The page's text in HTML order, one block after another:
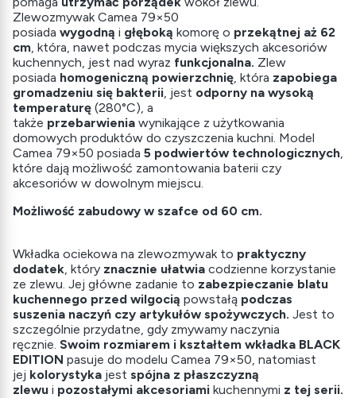
Zlewozmywak Camea 79×50
posiada wygodną i głęboką komorę o przekątnej aż 62
cm, która, nawet podczas mycia większych akcesoriów
kuchennych, jest nad wyraz funkcjonalna. Zlew
posiada homogeniczną powierzchnię, która zapobiega
gromadzeniu się bakterii, jest odporny na wysoką
temperaturę (280°C), a
także przebarwienia wynikające z użytkowania
domowych produktów do czyszczenia kuchni. Model
Camea 79×50 posiada 5 podwiertów technologicznych,
które dają możliwość zamontowania baterii czy
akcesoriów w dowolnym miejscu.
Możliwość zabudowy w szafce od 60 cm.
Wkładka ociekowa na zlewozmywak to praktyczny
dodatek, który znacznie ułatwia codzienne korzystanie
ze zlewu. Jej główne zadanie to zabezpieczanie blatu
kuchennego przed wilgocią powstałą podczas
suszenia naczyń czy artykułów spożywczych. Jest to
szczególnie przydatne, gdy zmywamy naczynia
ręcznie. Swoim rozmiarem i kształtem wkładka BLACK
EDITION pasuje do modelu Camea 79×50, natomiast
jej kolorystyka jest spójna z płaszczyzną
zlewu i pozostałymi akcesoriami kuchennymi z tej serii.